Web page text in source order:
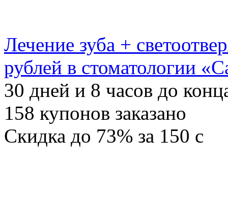
Лечение зуба +
рублей в стоматологии
30 дней и 8 часов до
158 купонов заказано
Скидка до 73% за 150 c